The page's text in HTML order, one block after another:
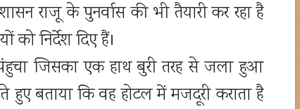
राजू के पुनर्वास की भी तैयारी कर रहा है
को निर्देश दिए हैं।
जिसका एक हाथ बुरी तरह से जला हुआ
हुए बताया कि वह होटल में मजदूरी कराता है